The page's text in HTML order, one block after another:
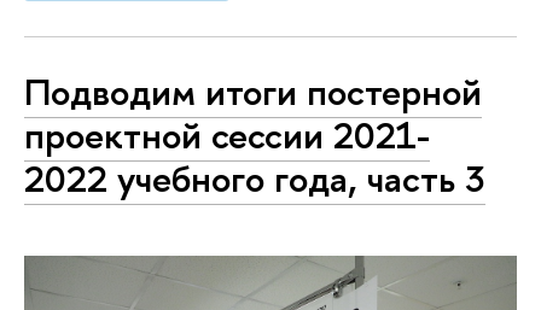
Подводим итоги постерной
проектной сессии 2021-
2022 учебного года, часть 3